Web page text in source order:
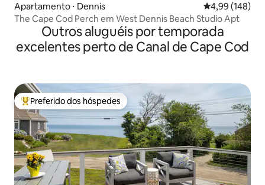
Apartamento ⋅ Dennis 4,99 de uma
4,99 (148)
The Cape Cod Perch em West Dennis Beach Studio Apt
Outros aluguéis por temporada
excelentes perto de Canal de Cape Cod
Entre os melhores preferidos dos hóspedes
Preferido dos hóspedes